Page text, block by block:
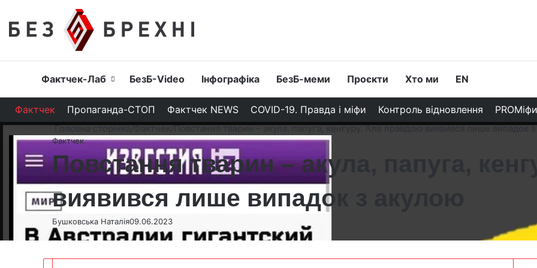
Головна
Фактчек-Лаб БезБ-Video Інфографіка БезБ-меми Проєкти Хто ми EN
Фактчек Пропаганда-СТОП Фактчек NEWS COVID-19. Правда і міфи Контроль відновлення PROМіфи
Головна сторінка/Фактчек/Повстання тварин – акула, папуга, кенгуру. Але правдою виявився лише випадок
Фактчек
Повстання тварин – акула, папуга,
виявився лише випадок з акулою
Бушковська Наталія09.06.2023